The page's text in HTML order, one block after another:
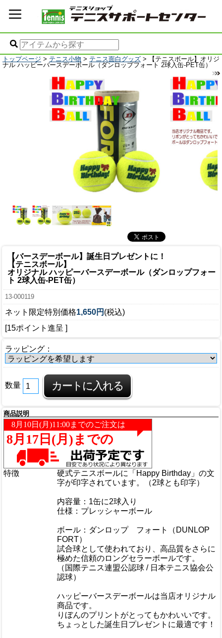
トップページ > テニス小物 > テニス面白グッズ > 【テニスボール】オリジ
ナル ハッピーバースデーボール（ダンロップフォート 2球入缶-PET缶）
【バースデーボール】誕生日プレゼントに！
【テニスボール】
オリジナル ハッピーバースデーボール（ダンロップフォー
ト 2球入缶-PET缶）
13-000119
ネット限定特別価格1,650円 (税込)
[15ポイント進呈 ]
ラッピング：
数量
商品説明
特徴
硬式テニスボールに「Happy Birthday」の文
字が印字されています。（2球とも印字）
内容量：1缶に2球入り
仕様：プレッシャーボール
ボール：ダンロップ フォート（DUNLOP
FORT）
試合球として使われており、高品質をさらに
極めた信頼のロングセラーボールです。
（国際テニス連盟公認球 / 日本テニス協会公
認球）
ハッピーバースデーボールは当店オリジナル
商品です。
りぼんのプリントがとってもかわいいです。
ちょっとした誕生日プレゼントに最適です！